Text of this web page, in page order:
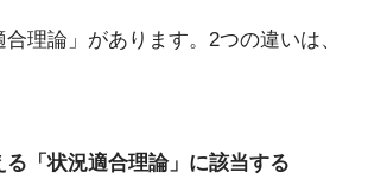
理論」があります。2つの違いは、
「状況適合理論」に該当する